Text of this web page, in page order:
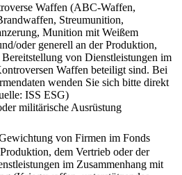
Waffen (ABC-Waffen,
Streumunition,
Munition mit Weißem
oder generell an der Produktion,
von Dienstleistungen im
Waffen beteiligt sind. Bei
wenden Sie sich bitte direkt
ISS ESG)
militärische Ausrüstung
von Firmen im Fonds
dem Vertrieb oder der
im Zusammenhang mit